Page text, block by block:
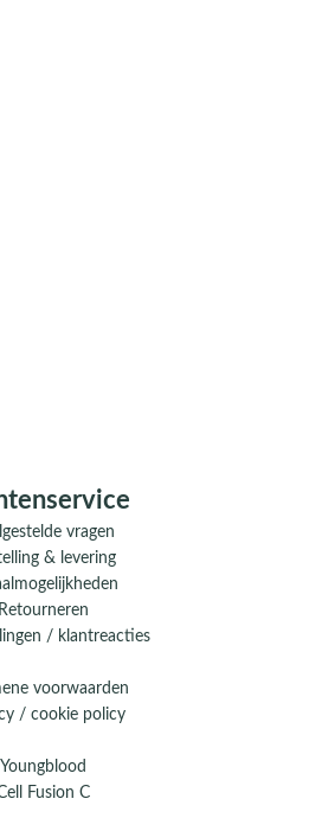
vragen
& levering
Retourneren
/ klantreacties
voorwaarden
/ cookie policy
Youngblood
Fusion C